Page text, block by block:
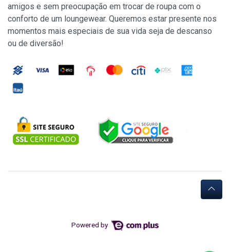
amigos e sem preocupação em trocar de roupa com o
conforto de um loungewear. Queremos estar presente nos
momentos mais especiais de sua vida seja de descanso
ou de diversão!
Powered by